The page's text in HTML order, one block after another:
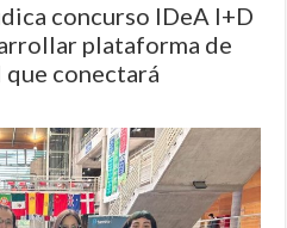
concurso IDeA I+D
plataforma de
conectará